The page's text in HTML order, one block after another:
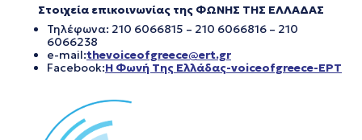
Στοιχεία επικοινωνίας της ΦΩΝΗΣ ΤΗΣ ΕΛΛΑΔΑΣ
Τηλέφωνα: 210 6066815 – 210 6066816 – 210
6066238
e-mail:thevoiceofgreece@ert.gr
Facebook:Η Φωνή Της Ελλάδας-voiceofgreece-ΕΡΤ